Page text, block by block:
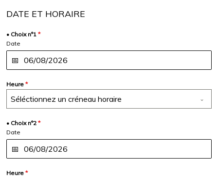
DATE ET HORAIRE
• Choix n°1*
Date
Heure*
Séléctionnez un créneau horaire
• Choix n°2*
Date
Heure*